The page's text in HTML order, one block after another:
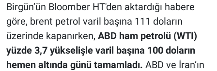
Birgün’ün Bloomber HT'den aktardığı habere
göre, brent petrol varil başına 111 doların
üzerinde kapanırken, ABD ham petrolü (WTI)
yüzde 3,7 yükselişle varil başına 100 doların
hemen altında günü tamamladı. ABD ve İran’ın